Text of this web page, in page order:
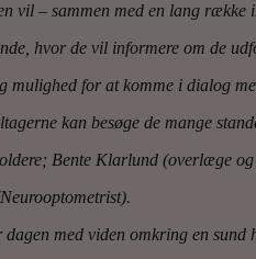
vil – sammen med en lang række
hvor de vil informere om de
mulighed for at komme i dialog
kan besøge de mange
Bente Klarlund (overlæge
med viden omkring en sund